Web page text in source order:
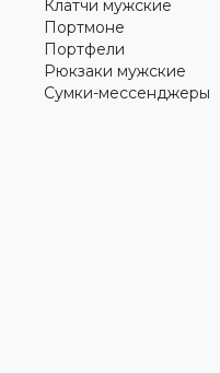
Клатчи мужские
Портмоне
Портфели
Рюкзаки мужские
Сумки-мессенджеры